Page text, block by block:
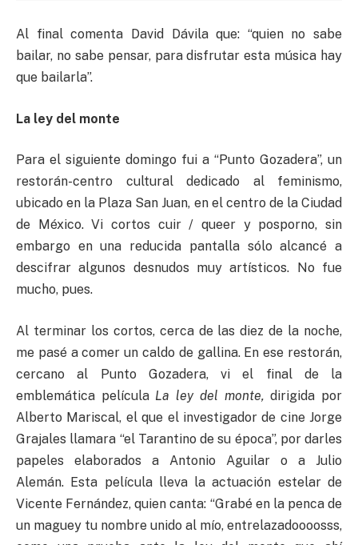
Al final comenta David Dávila que: “quien no sabe
bailar, no sabe pensar, para disfrutar esta música hay
que bailarla”.
La ley del monte
Para el siguiente domingo fui a “Punto Gozadera”, un
restorán-centro cultural dedicado al feminismo,
ubicado en la Plaza San Juan, en el centro de la Ciudad
de México. Vi cortos cuir / queer y posporno, sin
embargo en una reducida pantalla sólo alcancé a
descifrar algunos desnudos muy artísticos. No fue
mucho, pues.
Al terminar los cortos, cerca de las diez de la noche,
me pasé a comer un caldo de gallina. En ese restorán,
cercano al Punto Gozadera, vi el final de la
emblemática película La ley del monte, dirigida por
Alberto Mariscal, el que el investigador de cine Jorge
Grajales llamara “el Tarantino de su época”, por darles
papeles elaborados a Antonio Aguilar o a Julio
Alemán. Esta película lleva la actuación estelar de
Vicente Fernández, quien canta: “Grabé en la penca de
un maguey tu nombre unido al mío, entrelazadoooosss,